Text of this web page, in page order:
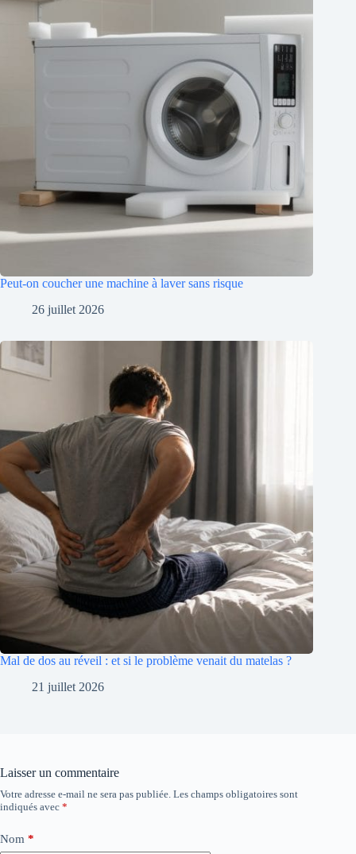
Peut-on coucher une machine à laver sans risque
26 juillet 2026
Mal de dos au réveil : et si le problème venait du matelas ?
21 juillet 2026
Laisser un commentaire
Votre adresse e-mail ne sera pas publiée. Les champs obligatoires sont
indiqués avec *
Nom *